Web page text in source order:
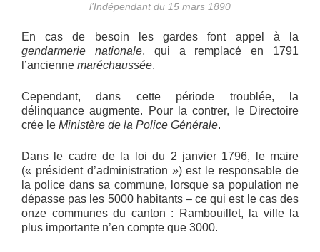
l’Indépendant du 15 mars 1890
En cas de besoin les gardes font appel à la
gendarmerie nationale, qui a remplacé en 1791
l’ancienne maréchaussée.
Cependant, dans cette période troublée, la
délinquance augmente. Pour la contrer, le Directoire
crée le Ministère de la Police Générale.
Dans le cadre de la loi du 2 janvier 1796, le maire
(« président d’administration ») est le responsable de
la police dans sa commune, lorsque sa population ne
dépasse pas les 5000 habitants – ce qui est le cas des
onze communes du canton : Rambouillet, la ville la
plus importante n’en compte que 3000.